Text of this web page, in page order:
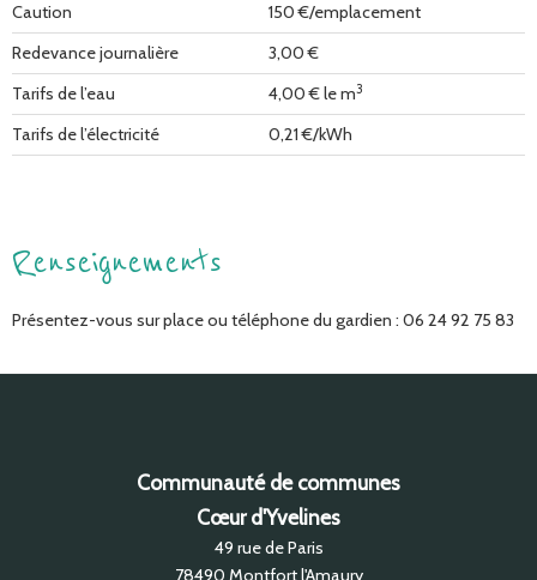
Caution
150 €/emplacement
Redevance journalière
3,00 €
Tarifs de l’eau
4,00 € le m3
Tarifs de l’électricité 0,21 €/kWh
Renseignements
Présentez-vous sur place ou téléphone du gardien : 06 24 92 75 83
Communauté de communes
Cœur d'Yvelines
49 rue de Paris
78490 Montfort l'Amaury